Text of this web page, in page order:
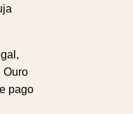
Ouro
pago